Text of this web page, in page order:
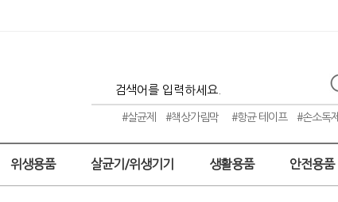
#살균제 #책상가림막 #항균 테이프 #손소독제
위생용품 살균기/위생기기 생활용품 안전용품